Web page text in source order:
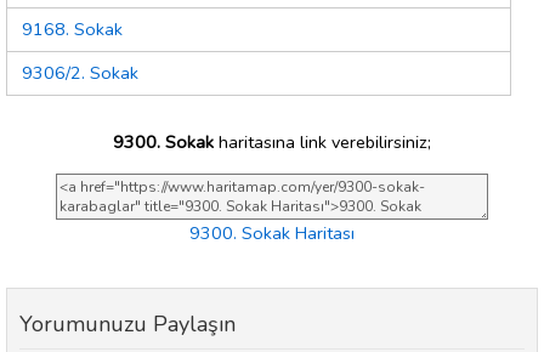
9168. Sokak
9306/2. Sokak
9300. Sokak haritasına link verebilirsiniz;
9300. Sokak Haritası
Yorumunuzu Paylaşın